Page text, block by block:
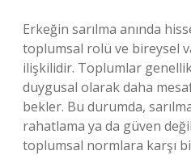
Erkeğin sarılma anında
toplumsal rolü ve bireysel
ilişkilidir. Toplumlar
duygusal olarak daha
bekler. Bu durumda,
rahatlama ya da güven
toplumsal normlara karşı